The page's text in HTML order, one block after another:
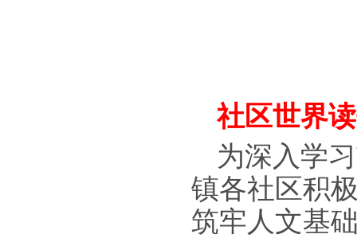
社区世界
为深入学
镇各社区积
筑牢人文基